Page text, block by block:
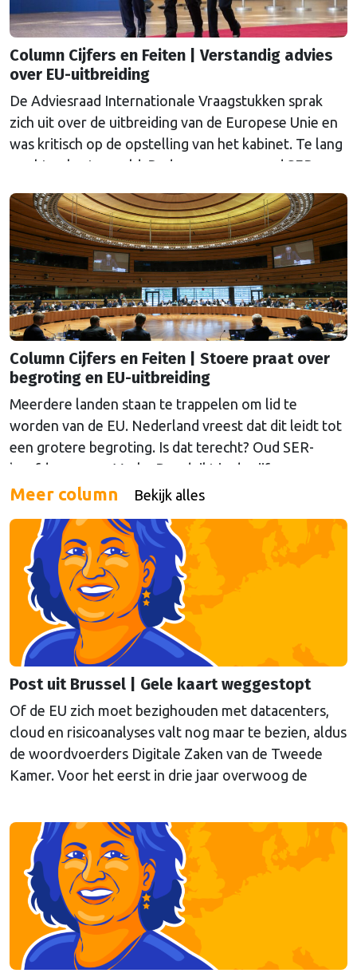
Column Cijfers en Feiten | Verstandig advies
over EU-uitbreiding
De Adviesraad Internationale Vraagstukken sprak
zich uit over de uitbreiding van de Europese Unie en
was kritisch op de opstelling van het kabinet. Te lang
wachten kosten geld. Reden voor voor oud SER-
Column Cijfers en Feiten | Stoere praat over
begroting en EU-uitbreiding
Meerdere landen staan te trappelen om lid te
worden van de EU. Nederland vreest dat dit leidt tot
een grotere begroting. Is dat terecht? Oud SER-
hoofdeconoom Marko Bos duikt in de cijfers.
Meer column Bekijk alles
Post uit Brussel | Gele kaart weggestopt
Of de EU zich moet bezighouden met datacenters,
cloud en risicoanalyses valt nog maar te bezien, aldus
de woordvoerders Digitale Zaken van de Tweede
Kamer. Voor het eerst in drie jaar overwoog de
columnist Mendeltje van Keulen (cartoon).